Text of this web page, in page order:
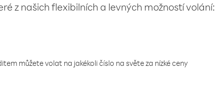
z našich flexibilních a levných možností volání:
můžete volat na jakékoli číslo na světe za nízké ceny